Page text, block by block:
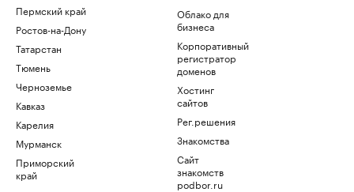
Пермский край
Ростов-на-Дону
Татарстан
Тюмень
Черноземье
Кавказ
Карелия
Мурманск
Приморский
край
Облако для
бизнеса
Корпоративный
регистратор
доменов
Хостинг
сайтов
Рег.решения
Знакомства
Сайт
знакомств
podbor.ru